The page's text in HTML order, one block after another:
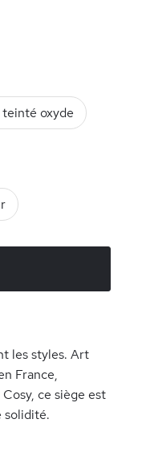
oxyde
les styles. Art
France,
ce siège est
solidité.